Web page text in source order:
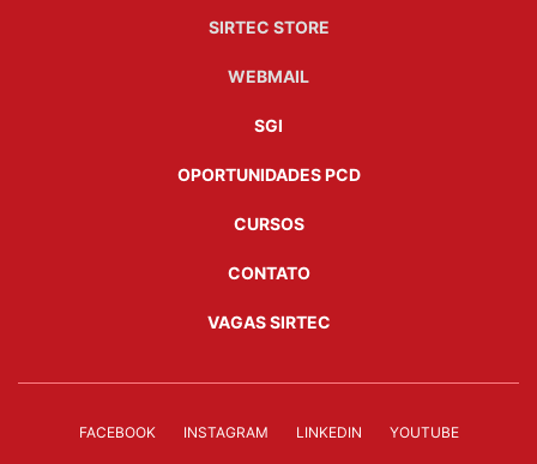
SIRTEC STORE
WEBMAIL
SGI
OPORTUNIDADES PCD
CURSOS
CONTATO
VAGAS SIRTEC
FACEBOOK INSTAGRAM LINKEDIN YOUTUBE